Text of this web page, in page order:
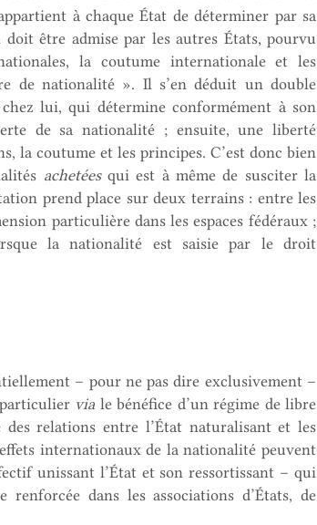
à chaque État de déterminer par sa
être admise par les autres États, pourvu
la coutume internationale et les
de nationalité ». Il s’en déduit un double
lui, qui détermine conformément à son
de sa nationalité ; ensuite, une liberté
la coutume et les principes. C’est donc bien
achetéesqui est à même de susciter la
prend place sur deux terrains : entre les
particulière dans les espaces fédéraux ;
la nationalité est saisie par le droit
– pour ne pas dire exclusivement –
via le bénéfice d’un régime de libre
relations entre l’État naturalisant et les
internationaux de la nationalité peuvent
unissant l’État et son ressortissant – qui
dans les associations d’États, de